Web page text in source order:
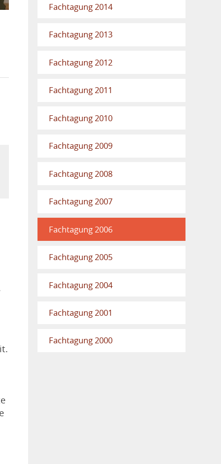
Fachtagung 2014
Fachtagung 2013
Fachtagung 2012
Fachtagung 2011
Fachtagung 2010
Fachtagung 2009
Fachtagung 2008
Fachtagung 2007
Fachtagung 2006
Fachtagung 2005
Fachtagung 2004
Fachtagung 2001
Fachtagung 2000